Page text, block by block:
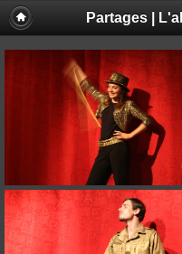
Partages |